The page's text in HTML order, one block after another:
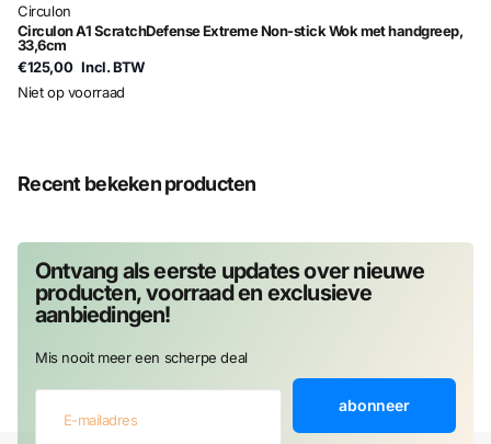
Circulon
Circulon A1 ScratchDefense Extreme Non-stick Wok met handgreep,
33,6cm
€125,00 Incl. BTW
Niet op voorraad
Recent bekeken producten
Ontvang als eerste updates over nieuwe
producten, voorraad en exclusieve
aanbiedingen!
Mis nooit meer een scherpe deal
abonneer